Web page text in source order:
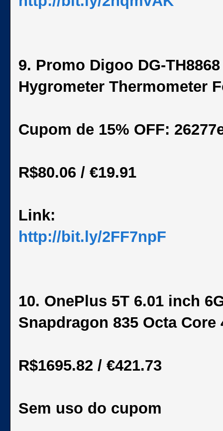
9. Promo Digoo DG-
Hygrometer Thermometer
Cupom de 15% OFF:
R$80.06 / €19.91
Link:
http://bit.ly/2FF7npF
10. OnePlus 5T 6.01 inch
Snapdragon 835 Octa Core
R$1695.82 / €421.73
Sem uso do cupom